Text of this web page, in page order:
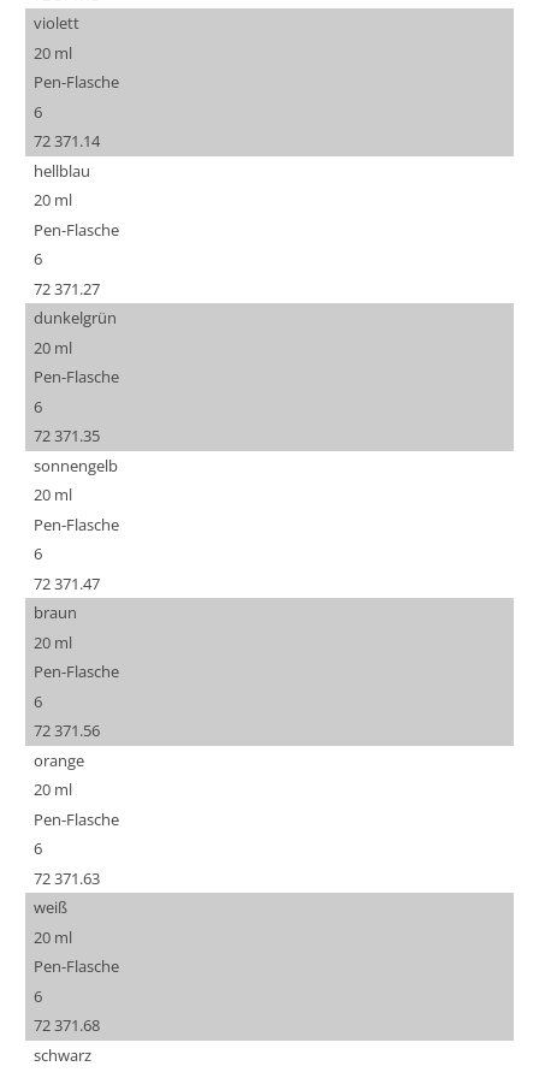
violett
20 ml
Pen-Flasche
6
72 371.14
hellblau
20 ml
Pen-Flasche
6
72 371.27
dunkelgrün
20 ml
Pen-Flasche
6
72 371.35
sonnengelb
20 ml
Pen-Flasche
6
72 371.47
braun
20 ml
Pen-Flasche
6
72 371.56
orange
20 ml
Pen-Flasche
6
72 371.63
weiß
20 ml
Pen-Flasche
6
72 371.68
schwarz